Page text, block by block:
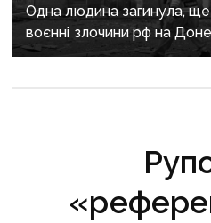
Одна людина загинула,
воєнні злочини рф на